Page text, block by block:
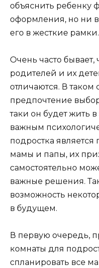
объяснить ребенку
оформления, но ни в
его в жесткие рамки.
Очень часто
родителей и их
отличаются. В таком
предпочтение
таки он будет жить
важным
подростка
мамы и папы, их
самостоятельно
важные решения.
возможность
в будущем.
В первую очередь,
комнаты для
спланировать все